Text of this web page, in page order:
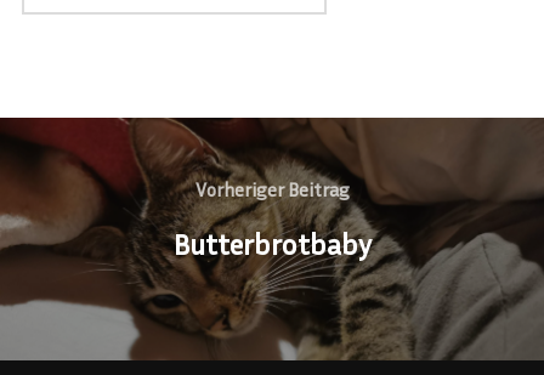
Beitragsnavigation
Vorheriger
Beitrag
Vorheriger Beitrag
Butterbrotbaby